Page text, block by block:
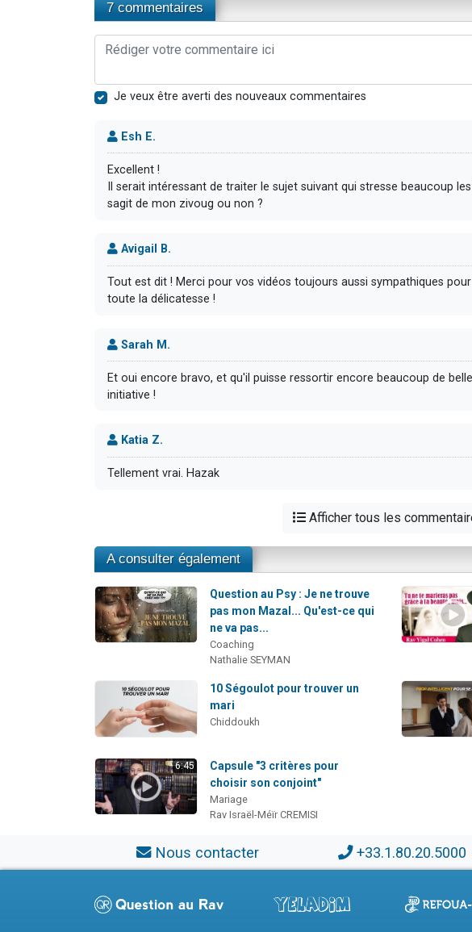
7 commentaires
Je veux être averti des nouveaux commentaires
Esh E.
Excellent !
Il serait intéressant de traiter le sujet suivant qui stresse beaucoup
sagit de mon zivoug ou non ?
Avigail B.
Tout est dit ! Merci pour vos vidéos toujours aussi sympathiques
toute la délicatesse !
Sarah M.
Et oui encore bravo, et qu'il puisse ressortir encore beaucoup de
initiative !
Katia Z.
Tellement vrai. Hazak
Afficher tous les
A consulter également
Question au Psy : Je ne trouve
pas mon Mazal... Qu'est-ce qui
ne va pas...
Coaching
Nathalie SEYMAN
10 Ségoulot pour trouver un
mari
Chiddoukh
6:45
Capsule "3 critères pour
choisir son conjoint"
Mariage
Rav Israël-Méïr CREMISI
Nous contacter +33.1.80.20.5000